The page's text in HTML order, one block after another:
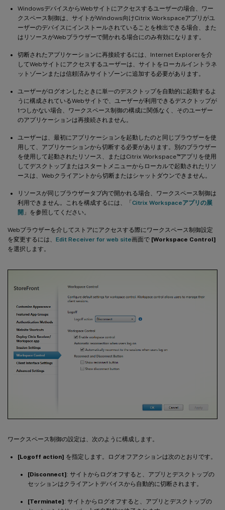
WindowsデバイスからWebサイトにアクセスするユーザーの場合、ワー
クスペース制御は、サイトがWindows向けCitrix Workspaceアプリがユ
ーザーのデバイスにインストールされていることを検出できる場合、また
はリソースがWebブラウザーで開かれる場合にのみ有効になります。
切断されたアプリケーションに再接続するには、Internet Explorerを介
してWebサイトにアクセスするユーザーは、サイトをローカルイントラネ
ットゾーンまたは信頼済みサイトゾーンに追加する必要があります。
ユーザーがログオンしたときに単一のデスクトップを自動的に起動するよ
うに構成されているWebサイトで、ユーザーが利用できるデスクトップが
1つしかない場合、ワークスペース制御の構成に関係なく、そのユーザー
のアプリケーションは再接続されません。
ユーザーは、最初にアプリケーションを起動したのと同じブラウザーを使
用して、アプリケーションから切断する必要があります。別のブラウザー
を使用して起動されたリソース、またはCitrix Workspace™アプリを使用
してデスクトップまたはスタートメニューからローカルで起動されたリソ
ースは、Webクライアントから切断またはシャットダウンできません。
リソースが同じブラウザータブ内で開かれる場合、ワークスペース制御は
利用できません。これを構成するには、「Citrix Workspaceアプリの展
開 」を参照してください。
Webブラウザーを介してストアにアクセスする際にワークスペース制御設定
を変更するには、 Edit Receiver for web site画面で [Workspace Control]
を選択します。
ワークスペース制御の設定は、次のように構成します。
[Logoff action] を指定します。ログオフアクションは次のとおりです。
[Disconnect]: サイトからログオフすると、アプリとデスクトップの
セッションはクライアントデバイスから自動的に切断されます。
[Terminate]: サイトからログオフすると、アプリとデスクトップの